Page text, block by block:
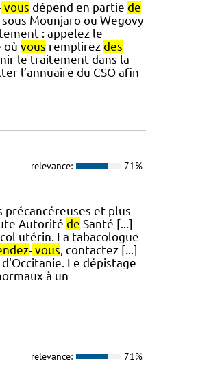
vous dépend en partie de
Mounjaro ou Wegovy
: appelez le
où vous remplirez des
le traitement dans la
l’annuaire du CSO afin
relevance: 71%
précancéreuses et plus
Autorité de Santé [...]
utérin. La tabacologue
- vous, contactez [...]
d'Occitanie. Le dépistage
à un
relevance: 71%